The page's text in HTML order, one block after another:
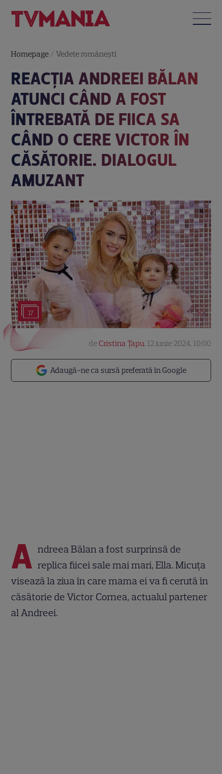
Homepage /Vedete româneşti
REACȚIA ANDREEI BĂLAN
ATUNCI CÂND A FOST
ÎNTREBATĂ DE FIICA SA
CÂND O CERE VICTOR ÎN
CĂSĂTORIE. DIALOGUL
AMUZANT
17
Adaugă-ne ca sursă preferată în Google
de Cristina Țapu, 12 iunie 2024, 10:00
A ndreea Bălan a fost surprinsă de
replica fiicei sale mai mari, Ella. Micuța
visează la ziua în care mama ei va fi cerută în
căsătorie de Victor Cornea, actualul partener
al Andreei.